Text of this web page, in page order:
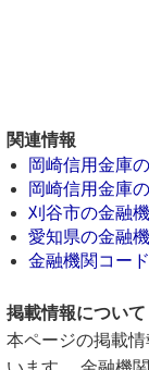
関連情報
岡崎信用金庫
岡崎信用金庫
刈谷市の金融
愛知県の金融
金融機関コー
掲載情報について
本ページの掲載